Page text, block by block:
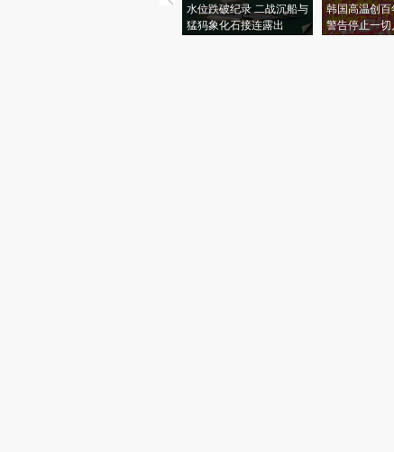
水位跌破纪录 二战沉船与
猛犸象化石接连露出
韩国高温创百
警告停止一